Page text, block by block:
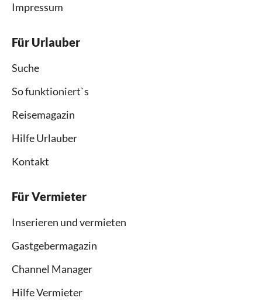
Impressum
Für Urlauber
Suche
So funktioniert`s
Reisemagazin
Hilfe Urlauber
Kontakt
Für Vermieter
Inserieren und vermieten
Gastgebermagazin
Channel Manager
Hilfe Vermieter